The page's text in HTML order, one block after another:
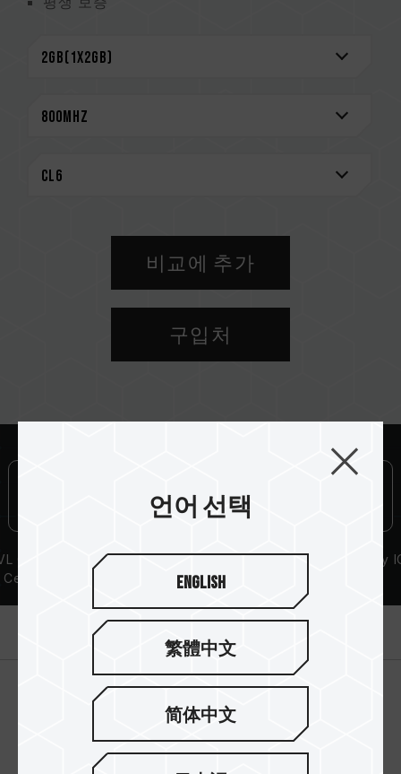
비교에 추가
구입처
Compatibility
Certification
Lifetime Warranty High-Quality
언어 선택
English
繁體中文
简体中文